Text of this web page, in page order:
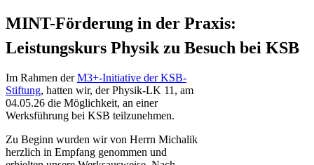
MINT-Förderung in der Praxis:
Leistungskurs Physik zu Besuch bei KSB
Im Rahmen derM3+-Initiative der KSB-
Stiftung, hatten wir, der Physik-LK 11, am
04.05.26 die Möglichkeit, an einer
Werksführung bei KSB teilzunehmen.
Zu Beginn wurden wir von Herrn Michalik
herzlich in Empfang genommen und